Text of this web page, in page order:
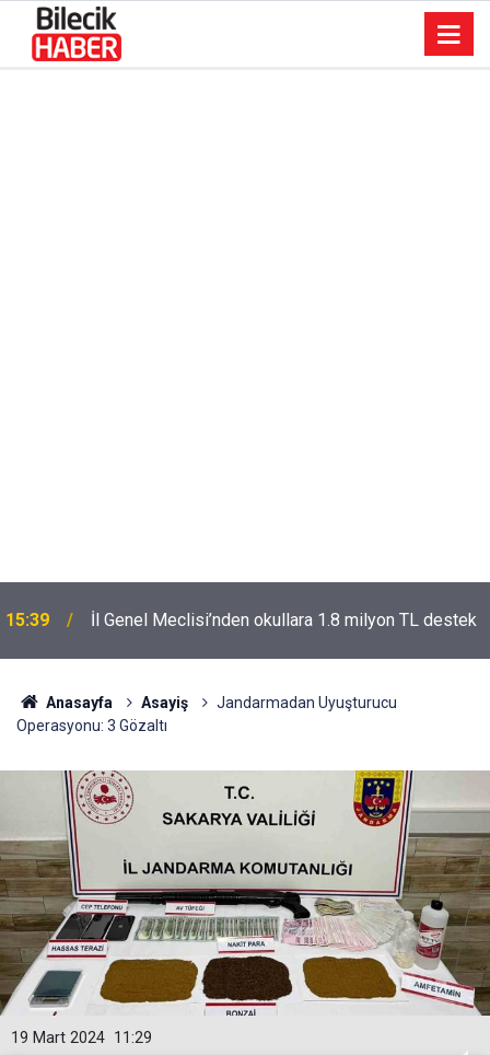
15:39 İl Genel Meclisi’nden okullara 1.8 milyon TL destek
Anasayfa Asayiş
Jandarmadan Uyuşturucu
Operasyonu: 3 Gözaltı
11:29
19 Mart 2024